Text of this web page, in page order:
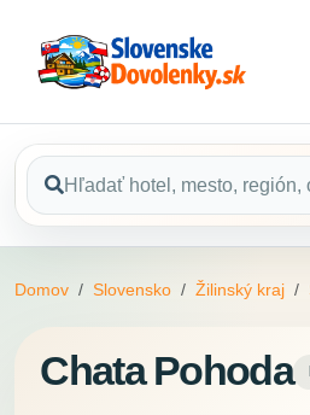
Domov Slovensko Žilinský kraj
Chata Pohoda